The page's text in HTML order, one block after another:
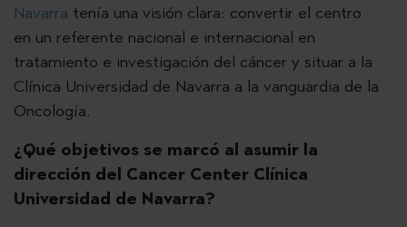
Navarra tenía una visión clara: convertir el centro
en un referente nacional e internacional en
tratamiento e investigación del cáncer y situar a la
Clínica Universidad de Navarra a la vanguardia de la
Oncología.
¿Qué objetivos se marcó al asumir la
dirección del Cancer Center Clínica
Universidad de Navarra?